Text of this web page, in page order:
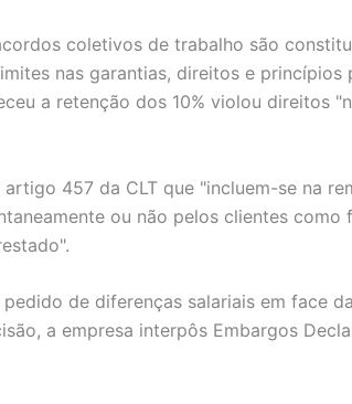
coletivos de trabalho são
nas garantias, direitos e princípios
a retenção dos 10% violou direitos
457 da CLT que "incluem-se na
ou não pelos clientes como
de diferenças salariais em face
a empresa interpôs Embargos